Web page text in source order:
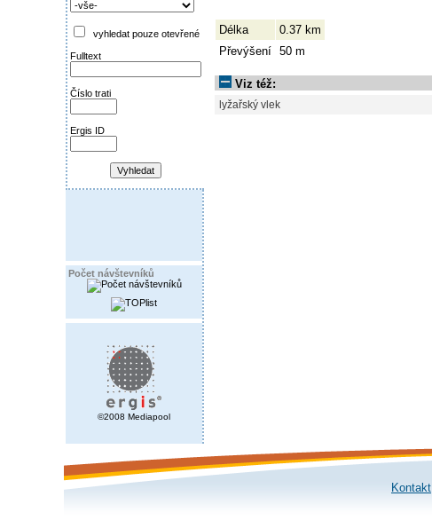
vyhledat pouze otevřené
Fulltext
Číslo trati
Ergis ID
Počet návštevníků
©2008 Mediapool
Délka
0.37 km
Převýšení 50 m
Viz též:
lyžařský vlek
Kontakt